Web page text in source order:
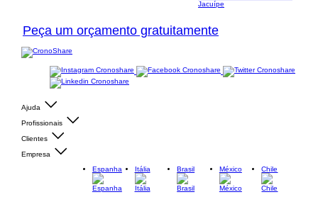
Jacuípe
Peça um orçamento gratuitamente
Ajuda
Profissionais
Clientes
Empresa
Espanha
Itália Brasil México Chile